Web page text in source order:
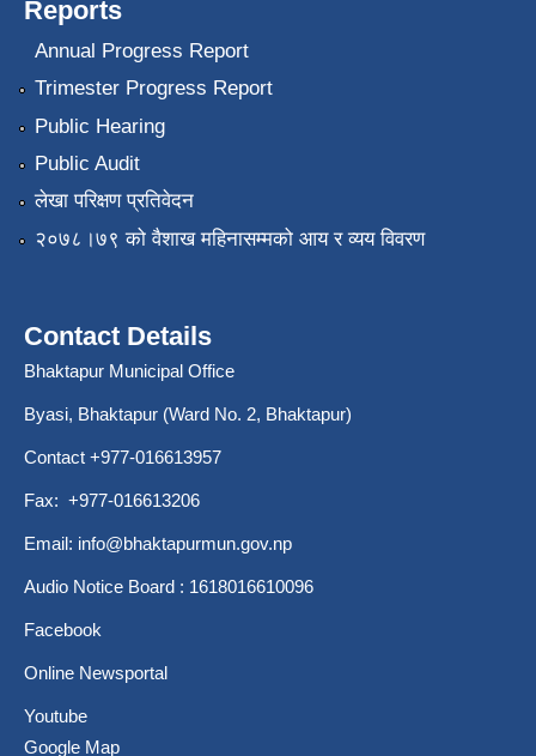
Reports
Annual Progress Report
Trimester Progress Report
Public Hearing
Public Audit
लेखा परिक्षण प्रतिवेदन
२०७८।७९ को वैशाख महिनासम्मको आय र व्यय विवरण
Contact Details
Bhaktapur Municipal Office
Byasi, Bhaktapur (Ward No. 2, Bhaktapur)
Contact +977-016613957
Fax: +977-016613206
Email: info@bhaktapurmun.gov.np
Audio Notice Board : 1618016610096
Facebook
Online Newsportal
Youtube
Google Map